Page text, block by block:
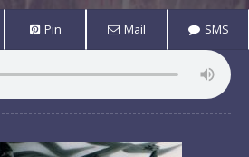
Pin Mail SMS